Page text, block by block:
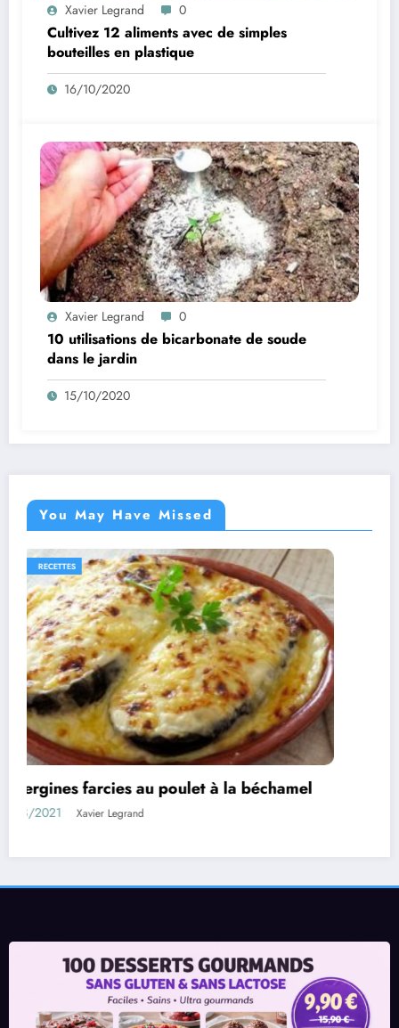
Xavier Legrand 0
Cultivez 12 aliments avec de simples
bouteilles en plastique
16/10/2020
Xavier Legrand 0
10 utilisations de bicarbonate de soude
dans le jardin
15/10/2020
You May Have Missed
RECETTES
d’aubergines farcies
Xavier Legrand